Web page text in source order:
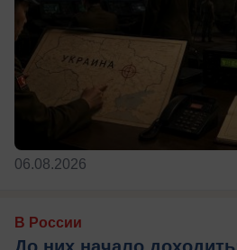
06.08.2026
В России
До них начало